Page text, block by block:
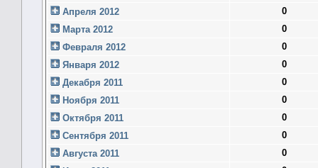
Апреля 2012
0
Марта 2012
0
Февраля 2012
0
Января 2012
0
Декабря 2011
0
Ноября 2011
0
Октября 2011
0
Сентября 2011
0
Августа 2011
0